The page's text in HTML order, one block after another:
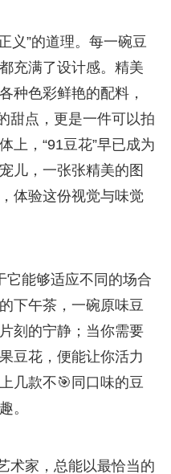
义”的道理。每一碗豆
充满了设计感。精美
种色彩鲜艳的配料，
甜点，更是一件可以拍
上，“91豆花”早已成为
儿，一张张精美的图
体验这份视觉与味觉
它能够适应不同的场合
下午茶，一碗原味豆
刻的宁静；当你需要
豆花，便能让你活力
几款不🎯同口味的豆
。
术家，总能以最恰当的